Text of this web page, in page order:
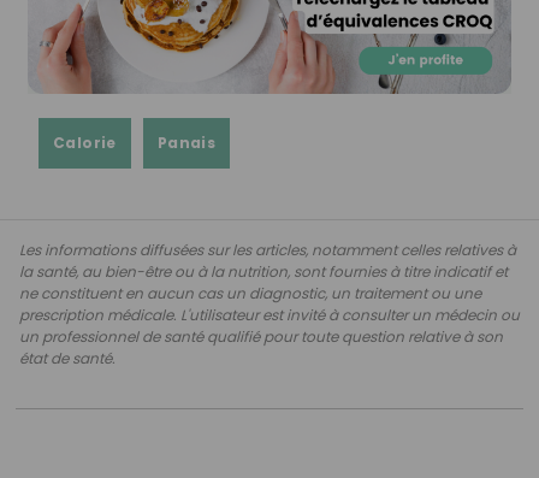
Calorie Panais
Les informations diffusées sur les articles, notamment celles relatives à
la santé, au bien-être ou à la nutrition, sont fournies à titre indicatif et
ne constituent en aucun cas un diagnostic, un traitement ou une
prescription médicale. L'utilisateur est invité à consulter un médecin ou
un professionnel de santé qualifié pour toute question relative à son
état de santé.